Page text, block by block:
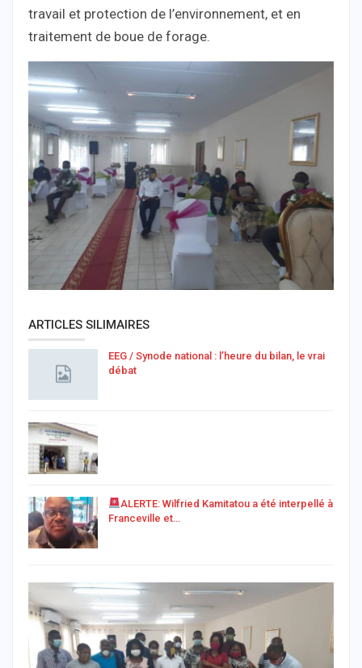
travail et protection de l’environnement, et en
traitement de boue de forage.
ARTICLES SILIMAIRES
EEG / Synode national : l’heure du bilan, le vrai
débat
ALERTE: Wilfried Kamitatou a été interpellé à
Franceville et…